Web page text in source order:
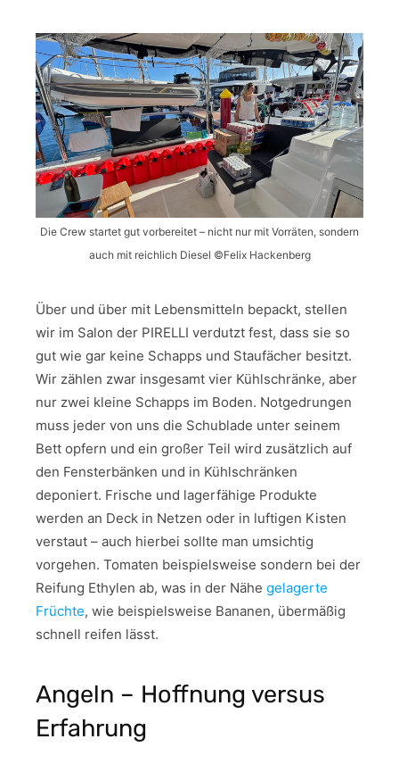
Die Crew startet gut vorbereitet – nicht nur mit Vorräten, sondern
auch mit reichlich Diesel ©Felix Hackenberg
Über und über mit Lebensmitteln bepackt, stellen
wir im Salon der PIRELLI verdutzt fest, dass sie so
gut wie gar keine Schapps und Staufächer besitzt.
Wir zählen zwar insgesamt vier Kühlschränke, aber
nur zwei kleine Schapps im Boden. Notgedrungen
muss jeder von uns die Schublade unter seinem
Bett opfern und ein großer Teil wird zusätzlich auf
den Fensterbänken und in Kühlschränken
deponiert. Frische und lagerfähige Produkte
werden an Deck in Netzen oder in luftigen Kisten
verstaut – auch hierbei sollte man umsichtig
vorgehen. Tomaten beispielsweise sondern bei der
Reifung Ethylen ab, was in der Nähe gelagerte
Früchte, wie beispielsweise Bananen, übermäßig
schnell reifen lässt.
Angeln – Hoffnung versus
Erfahrung